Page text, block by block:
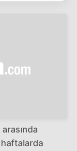
haftalarda